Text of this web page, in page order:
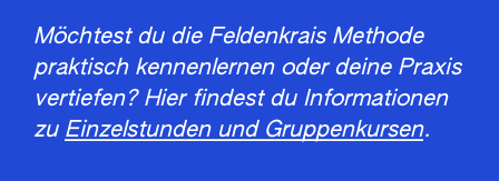
Möchtest du die Feldenkrais Methode
praktisch kennenlernen oder deine Praxis
vertiefen? Hier findest du Informationen
zu Einzelstunden und Gruppenkursen.